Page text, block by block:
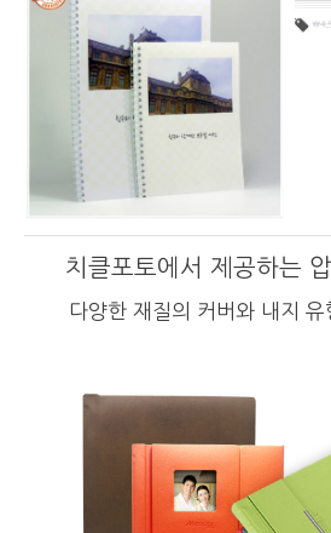
치클포토에서 제공하는
다양한 재질의 커버와 내지 유